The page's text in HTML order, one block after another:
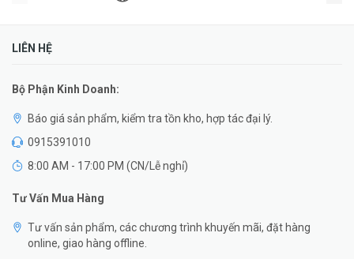
LIÊN HỆ
Bộ Phận Kinh Doanh:
Báo giá sản phẩm, kiểm tra tồn kho, hợp tác đại lý.
0915391010
8:00 AM - 17:00 PM (CN/Lễ nghỉ)
Tư Vấn Mua Hàng
Tư vấn sản phẩm, các chương trình khuyến mãi, đặt hàng
online, giao hàng offline.